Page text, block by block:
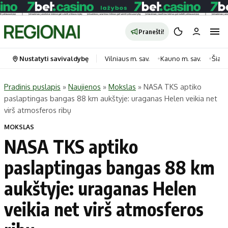
Pranešti!
Portalas
Naujausi
Regionai
Lietuva
Pasaulis
Politika
Kategorijos
Horoskopai
Laisvalaikis
Sveikata
Technologijos
Nustatyti savivaldybę Vilniaus m. sav. Kauno m. sav.
Pradinis puslapis » Naujienos » Mokslas » NASA TKS aptiko
paslaptingas bangas 88 km aukštyje: uraganas Helen veikia net
virš atmosferos ribų
MOKSLAS
NASA TKS aptiko
paslaptingas bangas 88 km
aukštyje: uraganas Helen
veikia net virš atmosferos